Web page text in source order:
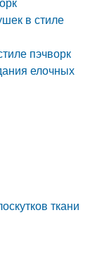
в стиле
пэчворк
елочных
ткани